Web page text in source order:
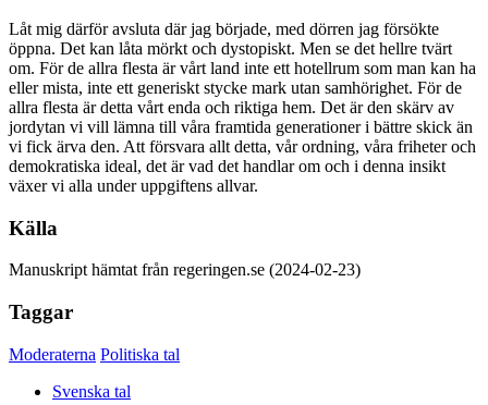
Låt mig därför avsluta där jag började, med dörren jag försökte
öppna. Det kan låta mörkt och dystopiskt. Men se det hellre tvärt
om. För de allra flesta är vårt land inte ett hotellrum som man kan ha
eller mista, inte ett generiskt stycke mark utan samhörighet. För de
allra flesta är detta vårt enda och riktiga hem. Det är den skärv av
jordytan vi vill lämna till våra framtida generationer i bättre skick än
vi fick ärva den. Att försvara allt detta, vår ordning, våra friheter och
demokratiska ideal, det är vad det handlar om och i denna insikt
växer vi alla under uppgiftens allvar.
Källa
Manuskript hämtat från regeringen.se (2024-02-23)
Taggar
Moderaterna Politiska tal
Svenska tal